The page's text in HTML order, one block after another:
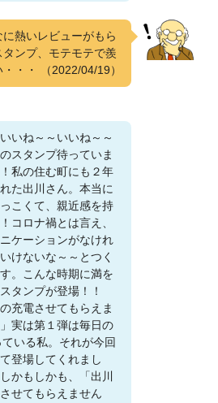
に熱いレビューがもら
タンプ、モテモテで羨
・・
（2022/04/19）
いね～～いいね～～
スタンプ待っていま
私の住む町にも２年
た出川さん。本当に
こくて、親近感を持
コロナ禍とは言え、
ケーションがなけれ
けないな～～とつく
。こんな時期に満を
タンプが登場！！
の充電させてもらえま
実は第１弾は毎日の
いる私。それが今回
登場してくれまし
かもしかも、「出川
せてもらえません